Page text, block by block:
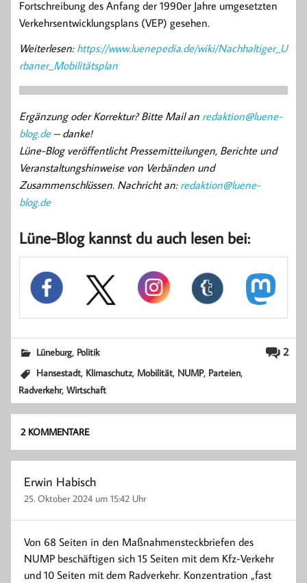
Fortschreibung des Anfang der 1990er Jahre umgesetzten
Verkehrsentwicklungsplans (VEP) gesehen.
Weiterlesen: https://www.luenepedia.de/wiki/Nachhaltiger_U
rbaner_Mobilitätsplan
Ergänzung oder Korrektur? Bitte Mail an redaktion@luene-
blog.de– danke!
Lüne-Blog veröffentlicht Pressemitteilungen, Berichte und
Veranstaltungshinweise von Verbänden und
Zusammenschlüssen. Nachricht an: redaktion@luene-
blog.de
Lüne-Blog kannst du auch lesen bei:
2
Lüneburg, Politik
Hansestadt, Klimaschutz, Mobilität, NUMP, Parteien,
Radverkehr,Wirtschaft
2 KOMMENTARE
Erwin Habisch
25. Oktober 2024 um 15:42 Uhr
Von 68 Seiten in den Maßnahmensteckbriefen des
NUMP beschäftigen sich 15 Seiten mit dem Kfz-Verkehr
und 10 Seiten mit dem Radverkehr. Konzentration „fast